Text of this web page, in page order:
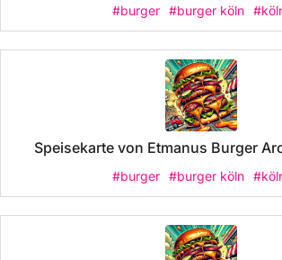
#burger #burger köln
Speisekarte von Etmanus Burger
#burger #burger köln